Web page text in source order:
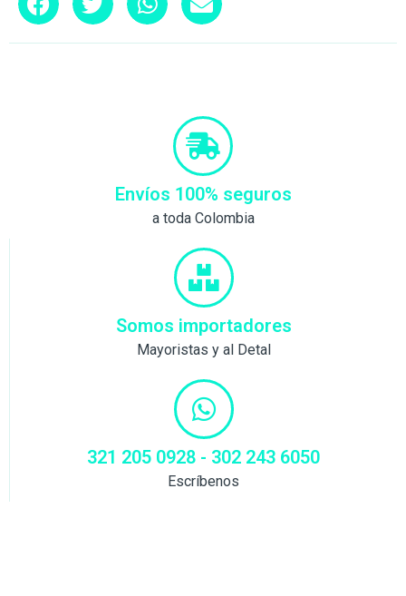
Envíos 100% seguros
a toda Colombia
Somos importadores
Mayoristas y al Detal
321 205 0928 - 302 243 6050
Escríbenos